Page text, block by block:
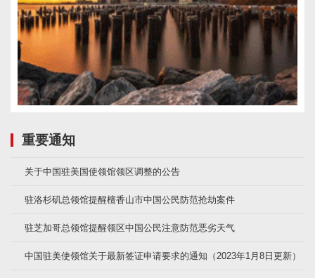
重要通知
关于中国驻美国使领馆领区调整的公告
驻洛杉矶总领馆提醒檀香山市中国公民防范抢劫案件
驻芝加哥总领馆提醒领区中国公民注意防范恶劣天气
中国驻美使领馆关于最新签证申请要求的通知（2023年1月8日更新）